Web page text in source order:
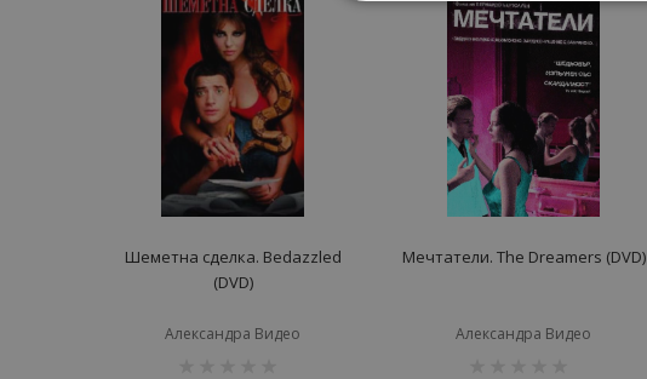
Шеметна сделка. Bedazzled
(DVD)
Александра Видео
Мечтатели. The Dreamers (DVD)
Александра Видео